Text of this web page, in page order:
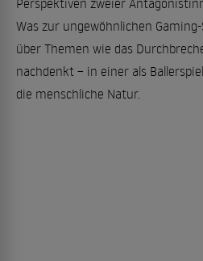
Was zur ungewöhnlichen
über Themen wie das
nachdenkt – in einer als
die menschliche Natur.